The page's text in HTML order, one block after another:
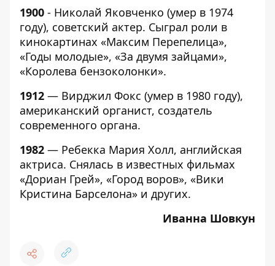
1900 - Николай Яковченко (умер в 1974
году), советский актер. Сыграл роли в
кинокартинах «Максим Перепелица»,
«Годы молодые», «За двумя зайцами»,
«Королева бензоколонки».
1912 — Вирджил Фокс (умер в 1980 году),
американский органист, создатель
современного органа.
1982 — Ребекка Мария Холл, английская
актриса. Снялась в известных фильмах
«Дориан Грей», «Город воров», «Вики
Кристина Барселона» и других.
Иванна Шовкун